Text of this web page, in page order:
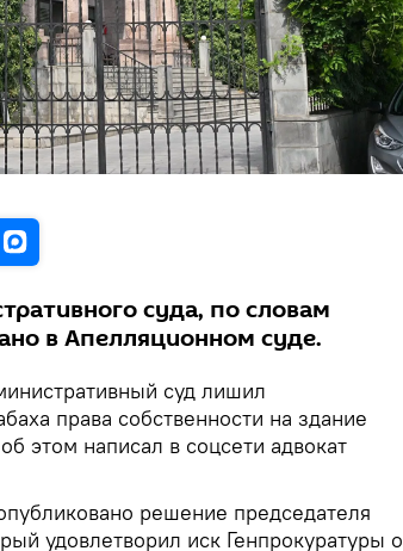
суда, по словам
в Апелляционном суде.
суд лишил
права собственности на здание
этом написал в соцсети адвокат
решение председателя
удовлетворил иск Генпрокуратуры о